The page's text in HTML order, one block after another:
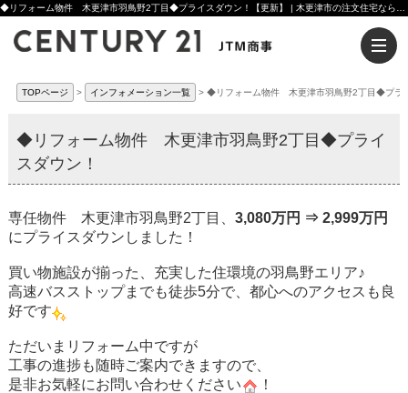
TOPページ インフォメーション一覧 ◆リフォーム物件 木更津市羽鳥野2丁目◆プラ
◆リフォーム物件 木更津市羽鳥野2丁目◆プライ
スダウン！
専任物件 木更津市羽鳥野2丁目、 3,080万円 ⇒ 2,999万円
にプライスダウンしました！
買い物施設が揃った、充実した住環境の羽鳥野エリア♪
高速バスストップまでも徒歩5分で、都心へのアクセスも良
好です
ただいまリフォーム中ですが
工事の進捗も随時ご案内できますので、
是非お気軽にお問い合わせください
！